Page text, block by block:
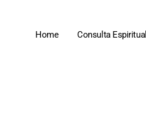
Home Consulta Espiritual